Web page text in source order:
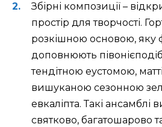
Збірні композиції –
простір для творчості.
розкішною основою, яку
доповнюють
тендітною еустомою,
вишуканою сезонною
евкаліпта. Такі ансамблі
святково, багатошарово